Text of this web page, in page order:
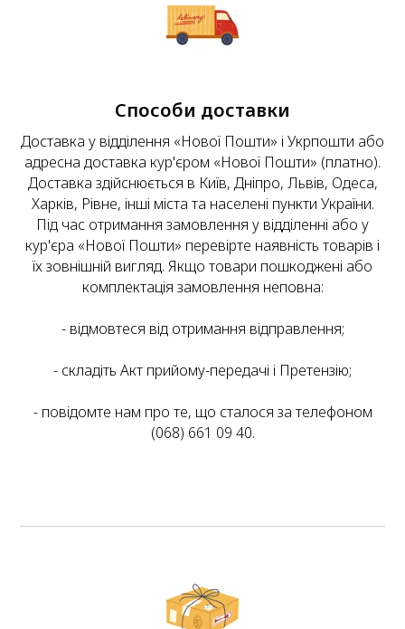
Способи доставки
Доставка у відділення «Нової Пошти» і Укрпошти або
адресна доставка кур'єром «Нової Пошти» (платно).
Доставка здійснюється в Київ, Дніпро, Львів, Одеса,
Харків, Рівне, інші міста та населені пункти України.
Під час отримання замовлення у відділенні або у
кур'єра «Нової Пошти» перевірте наявність товарів і
їх зовнішній вигляд. Якщо товари пошкоджені або
комплектація замовлення неповна:
- відмовтеся від отримання відправлення;
- складіть Акт прийому-передачі і Претензію;
- повідомте нам про те, що сталося за телефоном
(068) 661 09 40.